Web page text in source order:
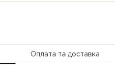
Оплата та доставка